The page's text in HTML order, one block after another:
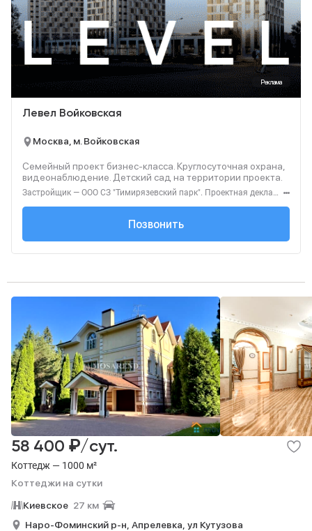
Реклама
Левел Войковская
Москва, м. Войковская
Семейный проект бизнес-класса. Круглосуточная охрана,
видеонаблюдение. Детский сад на территории проекта.
Застройщик — ООО СЗ "Тимирязевский парк". Проектная декларация — наш.дом.рф. Акция до 31.08.2026. Не оферта. Подробности — level.ru
+7 (495) 137-47-...
Позвонить
Коттедж — 1000 м²
Коттеджи на сутки
58 400 ₽/сут.
Киевское 27 км
Наро-Фоминский р-н, Апрелевка, ул Кутузова